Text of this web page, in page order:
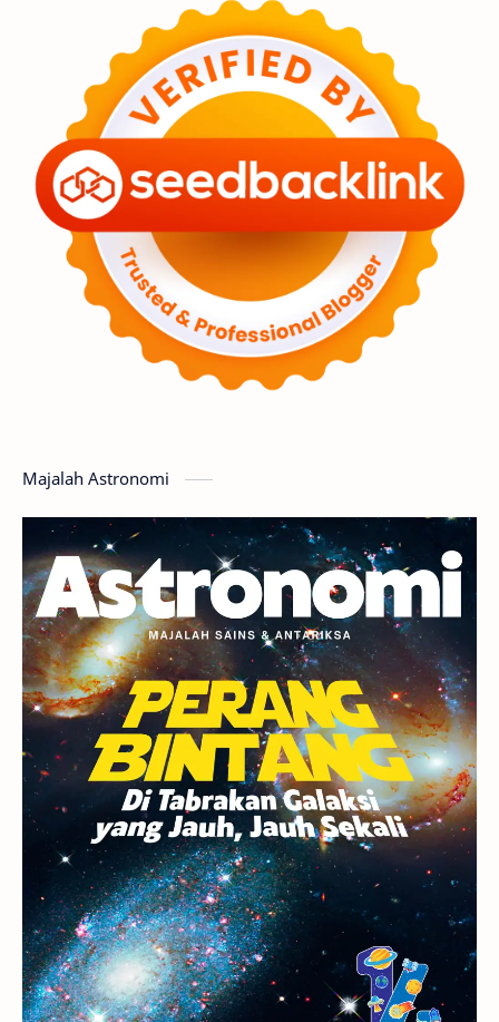
Tata Surya Hype
Asteroid Observasi
Premium Komet Bulan
Penelitian Serba-serbi Satelit
Luar Angkasa Video Aurora
Supernova Nebula Sponsored
Featured Mars
GMT 2016
Planet Kerdil Bumi Pengetahuan
Berita Hujan Meteor Satelit Alami
Rasi Bintang Teleskop Saturnus
GBT 2018 UFO Advertorial
Astrofotografi
Stasiun Luar Angkasa Internasional
Gugus Bintang Menarik Dibaca
Venus Pluto Galaksi Kerdil
Gambar Harian Titan
Majalah Astronomi